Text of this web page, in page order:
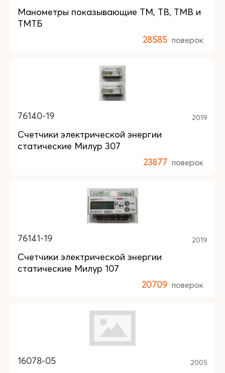
Манометры показывающие ТМ, ТВ, ТМВ и
ТМТБ
28585 поверок
76140-19 2019
Счетчики электрической энергии
статические Милур 307
23877 поверок
76141-19 2019
Счетчики электрической энергии
статические Милур 107
20709 поверок
16078-05 2005